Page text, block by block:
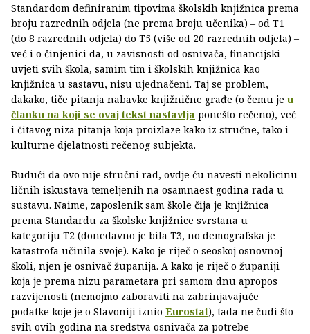
Standardom definiranim tipovima školskih knjižnica prema
broju razrednih odjela (ne prema broju učenika) – od T1
(do 8 razrednih odjela) do T5 (više od 20 razrednih odjela) –
već i o činjenici da, u zavisnosti od osnivača, financijski
uvjeti svih škola, samim tim i školskih knjižnica kao
knjižnica u sastavu, nisu ujednačeni. Taj se problem,
dakako, tiče pitanja nabavke knjižnične građe (o čemu je u
članku na koji se ovaj tekst nastavlja ponešto rečeno), već
i čitavog niza pitanja koja proizlaze kako iz stručne, tako i
kulturne djelatnosti rečenog subjekta.
Budući da ovo nije stručni rad, ovdje ću navesti nekolicinu
ličnih iskustava temeljenih na osamnaest godina rada u
sustavu. Naime, zaposlenik sam škole čija je knjižnica
prema Standardu za školske knjižnice svrstana u
kategoriju T2 (donedavno je bila T3, no demografska je
katastrofa učinila svoje). Kako je riječ o seoskoj osnovnoj
školi, njen je osnivač županija. A kako je riječ o županiji
koja je prema nizu parametara pri samom dnu apropos
razvijenosti (nemojmo zaboraviti na zabrinjavajuće
podatke koje je o Slavoniji iznio Eurostat), tada ne čudi što
svih ovih godina na sredstva osnivača za potrebe